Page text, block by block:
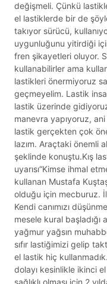
değişmeli. Çünkü
el lastiklerde bir de
takıyor sürücü,
uygunluğunu yitirdiği
fren şikayetleri oluyor.
kullanabilirler ama
lastikleri önermiyoruz
geçmeyelim. Lastik
lastik üzerinde
manevra yapıyoruz,
lastik gerçekten çok
lazım. Araçtaki önemli
şeklinde konuştu.Kış
uyarısı“Kimse ihmal
kullanan Mustafa
olduğu için mecburuz.
Kendi canımızı
mesele kural
yağmur yağsın
sıfır lastiğimizi gelip
el lastik hiç kullanmadık.
dolayı kesinlikle ikinci
sağlıklı olması için 2